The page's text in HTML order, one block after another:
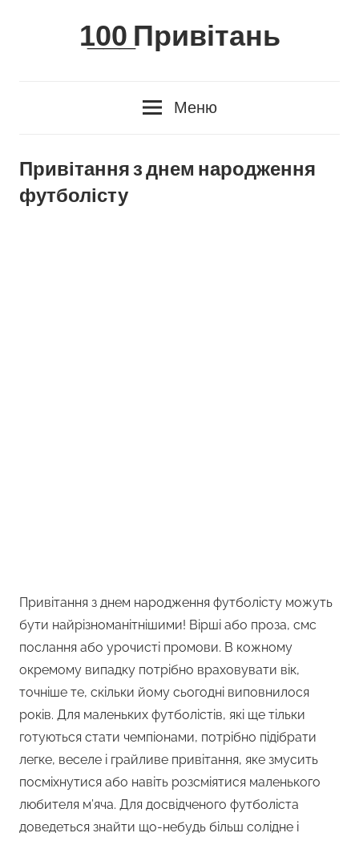
1̲0̲0̲ Привітань
Меню
Привітання з днем народження
футболісту
Привітання з днем народження футболісту можуть
бути найрізноманітнішими! Вірші або проза, смс
послання або урочисті промови. В кожному
окремому випадку потрібно враховувати вік,
точніше те, скільки йому сьогодні виповнилося
років. Для маленьких футболістів, які ще тільки
готуються стати чемпіонами, потрібно підібрати
легке, веселе і грайливе привітання, яке змусить
посміхнутися або навіть розсміятися маленького
любителя м’яча. Для досвідченого футболіста
доведеться знайти що-небудь більш солідне і